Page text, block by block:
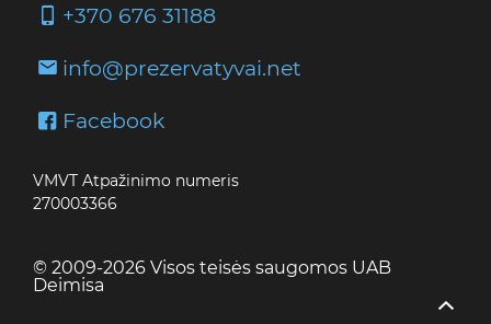
+370 676 31188
info@prezervatyvai.net
Facebook
VMVT Atpažinimo numeris
270003366
© 2009-2026 Visos teisės saugomos UAB
Deimisa